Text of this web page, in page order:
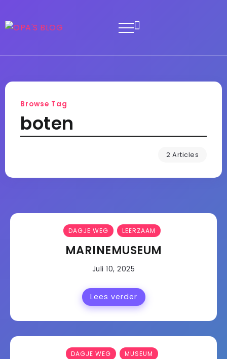
Browse Tag
boten
2 Articles
DAGJE WEG LEERZAAM
MARINEMUSEUM
Juli 10, 2025
Lees verder
DAGJE WEG MUSEUM